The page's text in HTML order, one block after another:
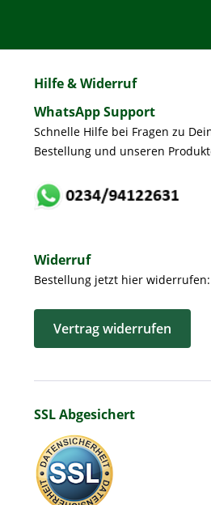
Hilfe & Widerruf
WhatsApp Support
Schnelle Hilfe bei Fragen zu
Bestellung und unseren
Widerruf
Bestellung jetzt hier widerrufen:
Vertrag widerrufen
SSL Abgesichert